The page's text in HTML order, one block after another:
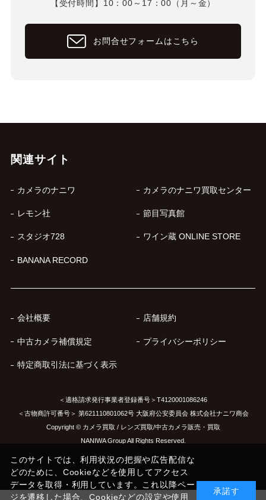
【受付時間】10：00～17：00（月～金）
お問合せフォームはこちら
関連サイト
カメラのナニワ カメラのナニワ買取センター
レモン社 節目写真館
スタジオ728 ワイン蔵 ONLINE STORE
BANANA RECORD
会社概要 店舗規約
中古カメラ補償規定 プライバシーポリシー
特定商取引法に基づく表示
＜適格請求発行事業者登録番号＞T4120001086246
＜古物商許可番号＞ 第621110801062号 大阪府公安委員会 株式会社ナニワ商会
Copyright © カメラ買取 / レンズ買取/中古カメラ販売・買取
NANIWA Group All Rights Reserved.
このサイトでは、利用状況の把握や広告配信な
どのために、Cookieなどを使用してアクセス
データを取得・利用しています。これ以降ペー
ジを遷移した場合、Cookieなどの設定や使用
承諾す